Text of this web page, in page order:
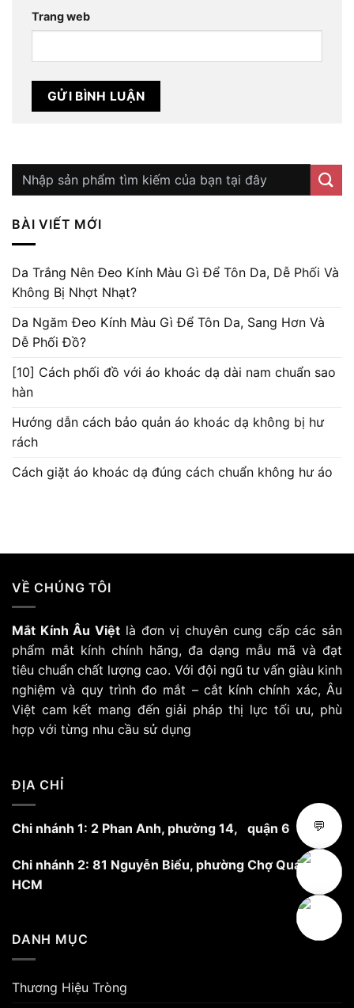
Trang web
BÀI VIẾT MỚI
Da Trắng Nên Đeo Kính Màu Gì Để Tôn Da, Dễ Phối Và
Không Bị Nhợt Nhạt?
Da Ngăm Đeo Kính Màu Gì Để Tôn Da, Sang Hơn Và
Dễ Phối Đồ?
[10] Cách phối đồ với áo khoác dạ dài nam chuẩn sao
hàn
Hướng dẫn cách bảo quản áo khoác dạ không bị hư
rách
Cách giặt áo khoác dạ đúng cách chuẩn không hư áo
VỀ CHÚNG TÔI
Mắt Kính Âu Việt là đơn vị chuyên cung cấp các sản
phẩm mắt kính chính hãng, đa dạng mẫu mã và đạt
tiêu chuẩn chất lượng cao. Với đội ngũ tư vấn giàu kinh
nghiệm và quy trình đo mắt – cắt kính chính xác, Âu
Việt cam kết mang đến giải pháp thị lực tối ưu, phù
hợp với từng nhu cầu sử dụng
ĐỊA CHỈ
Chi nhánh 1: 2 Phan Anh, phường 14, quận 6
Chi nhánh 2: 81 Nguyễn Biểu, phường Chợ Quán,
HCM
DANH MỤC
Thương Hiệu Tròng
💬